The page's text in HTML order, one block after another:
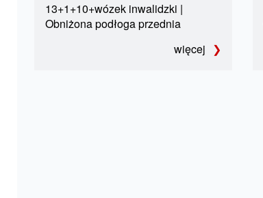
13+1+10+wózek inwalidzki |
Obniżona podłoga przednia
więcej